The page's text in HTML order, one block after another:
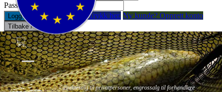
Fluer Fluefiske Fluebinding Kurs & Guiding
- direktesalg til privatpersoner, engrossalg til forhandlere
Passord:
Logg inn Glemt passord? Trykk her. Ny kunde? Opprett konto
Tilbake / Lukk